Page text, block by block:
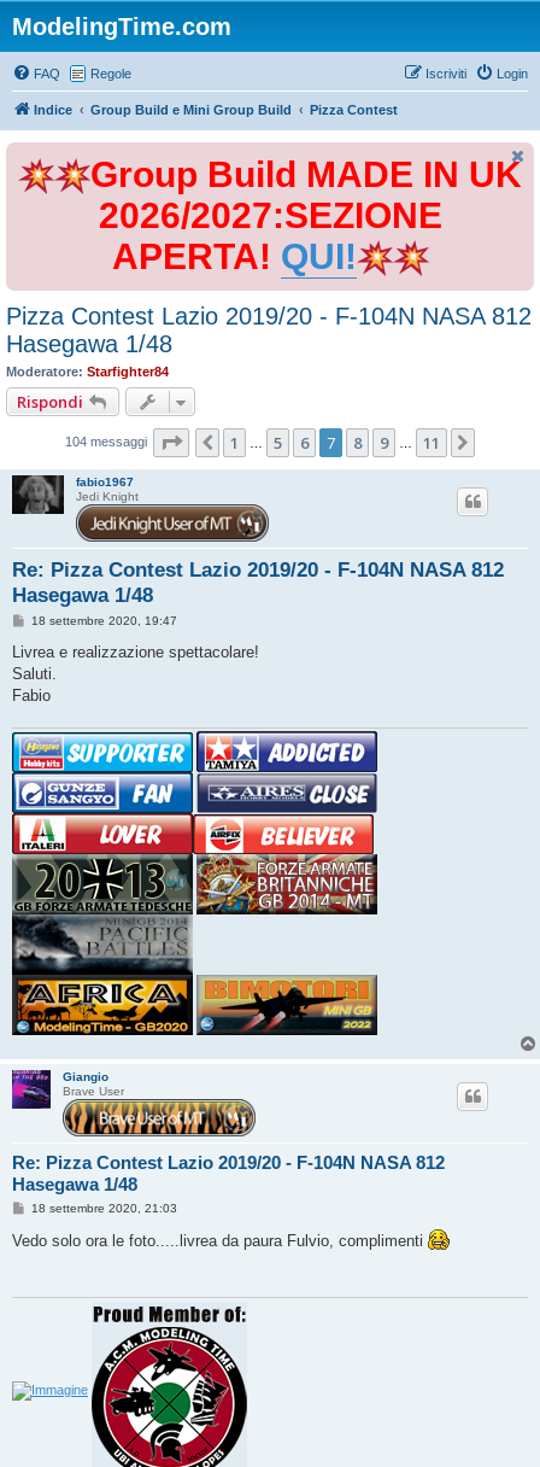
ModelingTime.com
FAQ Regole Login
Iscriviti
Indice Group Build e Mini Group Build Pizza Contest
Group Build MADE IN UK
2026/2027:SEZIONE
APERTA! QUI!
Pizza Contest Lazio 2019/20 - F-104N NASA 812
Hasegawa 1/48
Moderatore: Starfighter84
Rispondi
104 messaggi Pagina 11
Precedente
1 5 6 7 8 9 11
fabio1967
Jedi Knight
Re: Pizza Contest Lazio 2019/20 - F-104N NASA 812
Hasegawa 1/48
M
s
a
g
o
18 settembre 2020, 19:47
Livrea e realizzazione spettacolare!
Saluti.
Fabio
Giangio
Brave User
Re: Pizza Contest Lazio 2019/20 - F-104N NASA 812
Hasegawa 1/48
M
s
s
18 settembre 2020, 21:03
Vedo solo ora le foto.....livrea da paura Fulvio, complimenti